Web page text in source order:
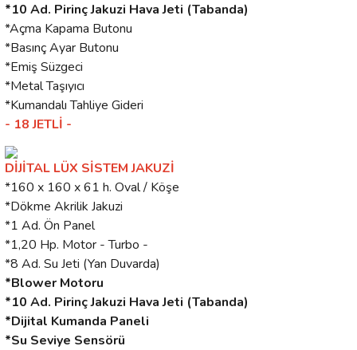
*10 Ad. Pirinç Jakuzi Hava Jeti (Tabanda)
*Açma Kapama Butonu
*Basınç Ayar Butonu
*Emiş Süzgeci
*Metal Taşıyıcı
*Kumandalı Tahliye Gideri
- 18 JETLİ -
DİJİTAL LÜX SİSTEM JAKUZİ
*160 x 160 x 61 h. Oval / Köşe
*Dökme Akrilik Jakuzi
*1 Ad. Ön Panel
*1,20 Hp. Motor - Turbo -
*8 Ad. Su Jeti (Yan Duvarda)
*Blower Motoru
*10 Ad. Pirinç Jakuzi Hava Jeti (Tabanda)
*Dijital Kumanda Paneli
*Su Seviye Sensörü